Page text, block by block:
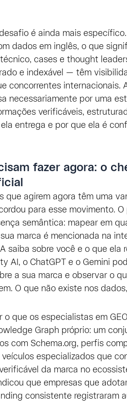
é ainda mais
dados em inglês, o que
cases e thought
e indexável — têm
concorrentes internacionais.
necessariamente por uma
verificáveis,
entrega e por que ela é
fazer agora: o
que agirem agora têm uma
para esse movimento.
semântica: mapear em
marca é mencionada na
saiba sobre você e o que ela
AI, o ChatGPT e o Gemini
a sua marca e observar o
O que não existe nos
que os especialistas em
Graph próprio: um
com Schema.org, perfis
especializados que
da marca no
que empresas que
consistente registraram